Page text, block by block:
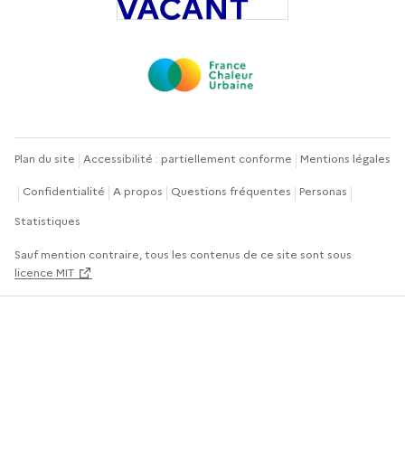
Plan du site Accessibilité : partiellement conforme Mentions légales
Confidentialité A propos Questions fréquentes Personas
Statistiques
Sauf mention contraire, tous les contenus de ce site sont sous
licence MIT